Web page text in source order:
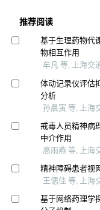
推荐阅读
基于生理药物代
物相互作用
牟凡 等, 上海交
体动记录仪评估
分析
孙晨寅 等, 上海
戒毒人员精神病
中介作用
高雨燕 等, 上海
精神障碍患者视
王偲佳 等, 上海
基于网络药理学